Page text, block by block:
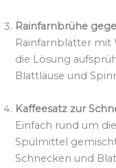
Rainfarnbrühe
Rainfarnblätter mit
die Lösung
Blattläuse und
Kaffeesatz zur
Einfach rund um
Spülmittel
Schnecken und